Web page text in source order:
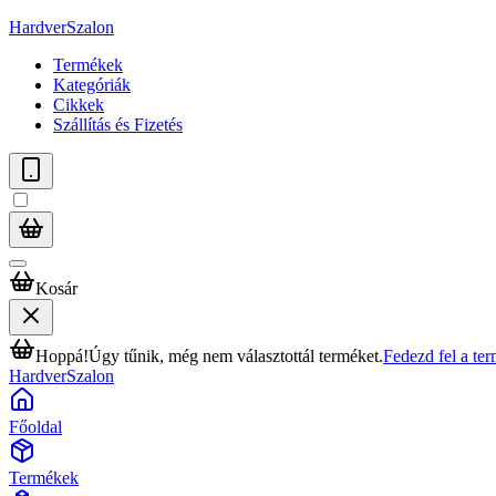
HardverSzalon
Termékek
Kategóriák
Cikkek
Szállítás és Fizetés
Kosár
Hoppá!Úgy tűnik, még nem választottál terméket.Fedezd fel a
HardverSzalon
Főoldal
Termékek